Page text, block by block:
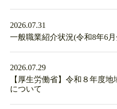
2026.07.31
一般職業紹介状況(令和8年6
2026.07.29
【厚生労働省】令和８年度
について